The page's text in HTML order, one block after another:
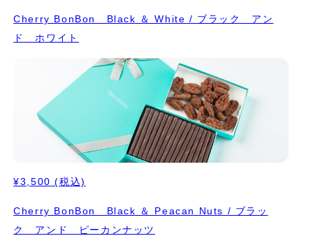
Cherry BonBon Black ＆ White / ブラック アン
ド ホワイト
¥3,500 (税込)
Cherry BonBon Black ＆ Peacan Nuts / ブラッ
ク アンド ピーカンナッツ